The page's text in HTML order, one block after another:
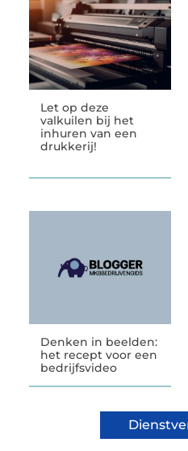
Let op deze
valkuilen bij het
inhuren van een
drukkerij!
Denken in beelden:
het recept voor een
bedrijfsvideo